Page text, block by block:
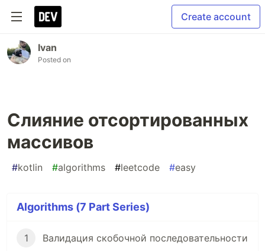
Create account
Ivan
Posted on
Слияние отсортированных
массивов
#kotlin #algorithms #leetcode #easy
Algorithms (7 Part Series)
1 Валидация скобочной последовательности